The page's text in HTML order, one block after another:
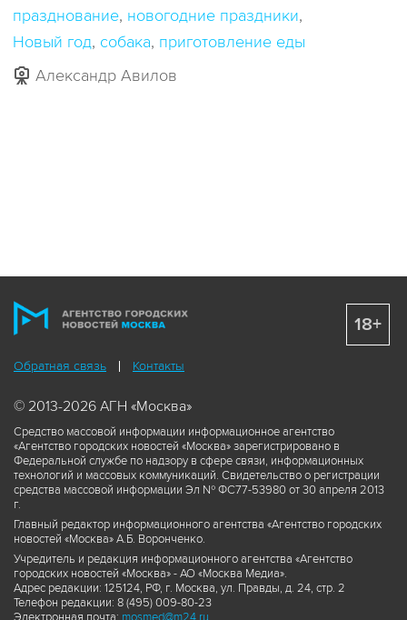
празднование новогодние праздники
Новый год собака приготовление еды
Александр Авилов
Обратная связь Контакты
© 2013-2026 АГН «Москва»
Средство массовой информации информационное агентство
«Агентство городских новостей «Москва» зарегистрировано в
Федеральной службе по надзору в сфере связи, информационных
технологий и массовых коммуникаций. Свидетельство о регистрации
средства массовой информации Эл № ФС77-53980 от 30 апреля 2013
г.
Главный редактор информационного агентства «Агентство городских
новостей «Москва» А.Б. Воронченко.
Учредитель и редакция информационного агентства «Агентство
городских новостей «Москва» - АО «Москва Медиа».
Адрес редакции: 125124, РФ, г. Москва, ул. Правды, д. 24, стр. 2
Телефон редакции: 8 (495) 009-80-23
18+